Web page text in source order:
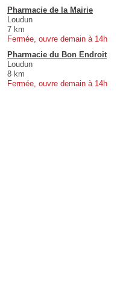
Pharmacie de la Mairie
Loudun
7 km
Fermée, ouvre demain à 14h
Pharmacie du Bon Endroit
Loudun
8 km
Fermée, ouvre demain à 14h